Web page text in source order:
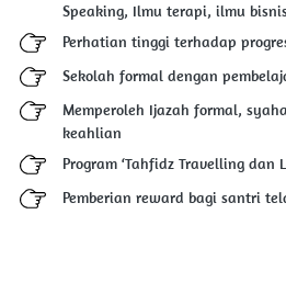
Speaking, Ilmu terapi, ilmu
Perhatian tinggi terhadap
Sekolah formal dengan
Memperoleh Ijazah formal,
keahlian
Program ‘Tahfidz Travelling dan
Pemberian reward bagi santri
Fasilitas